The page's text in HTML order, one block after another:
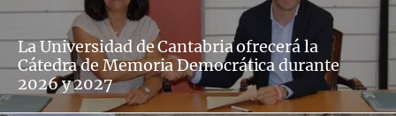
La Universidad de Cantabria ofrecerá la
Cátedra de Memoria Democrática durante
2026 y 2027